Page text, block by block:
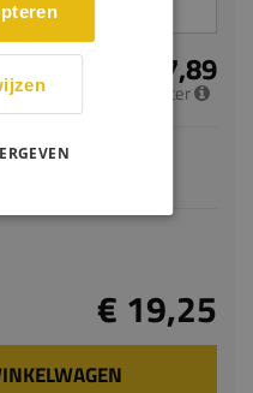
€ 7,89
per meter
de verwachte
€ 19,25